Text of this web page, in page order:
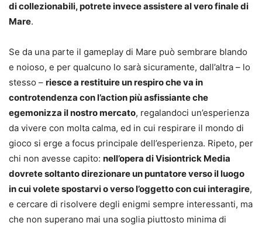
di collezionabili, potrete invece assistere al vero finale di
Mare.
Se da una parte il gameplay di Mare può sembrare blando
e noioso, e per qualcuno lo sarà sicuramente, dall’altra – lo
stesso – riesce a restituire un respiro che va in
controtendenza con l’action più asfissiante che
egemonizza il nostro mercato, regalandoci un’esperienza
da vivere con molta calma, ed in cui respirare il mondo di
gioco si erge a focus principale dell’esperienza. Ripeto, per
chi non avesse capito: nell’opera di Visiontrick Media
dovrete soltanto direzionare un puntatore verso il luogo
in cui volete spostarvi o verso l’oggetto con cui interagire,
e cercare di risolvere degli enigmi sempre interessanti, ma
che non superano mai una soglia piuttosto minima di